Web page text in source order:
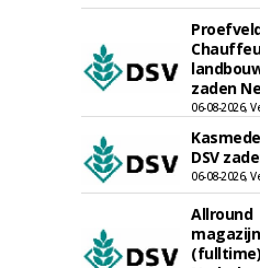
zaden
06-08-2026,
DSV
06-08-2026,
Allround
(fulltime)